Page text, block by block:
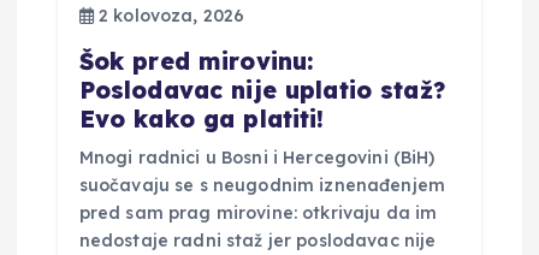
2 kolovoza, 2026
Šok pred mirovinu:
Poslodavac nije uplatio staž?
Evo kako ga platiti!
Mnogi radnici u Bosni i Hercegovini (BiH)
suočavaju se s neugodnim iznenađenjem
pred sam prag mirovine: otkrivaju da im
nedostaje radni staž jer poslodavac nije